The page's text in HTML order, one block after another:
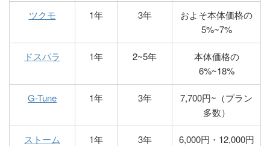
ツクモ 1年 3年
およそ本体価格の
5%~7%
ドスパラ 1年 2~5年
本体価格の
6%~18%
G-Tune 1年 3年
7,700円~（プラン
多数）
ストーム 1年 3年 6,000円・12,000円